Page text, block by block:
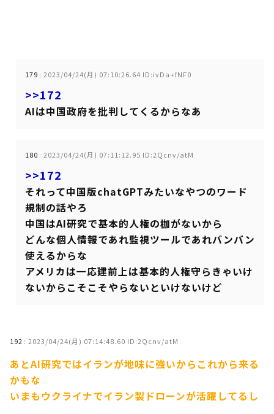
179 : 2023/04/24(月) 07:10:26.64 ID:ivDa+fNF0
>>172
AIは中国政府を批判してくるからなあ
180 : 2023/04/24(月) 07:11:12.95 ID:2Qcnv/atM
>>172
それって中国版chatGPTみたいなやつのワード
規制の話やろ
中国はAI研究で基本的人権の枷がないから
どんな個人情報であれ監視ツールであれバンバン
使えるからな
アメリカは一応建前上は基本的人権守らきゃいけ
ないからこそこそやらないといけないけど
192 : 2023/04/24(月) 07:14:48.60 ID:2Qcnv/atM
あとAI研究ではイランが地味に強いからこれから来る
かもな
いまもウクライナでイラン製ドローンが活躍してるし